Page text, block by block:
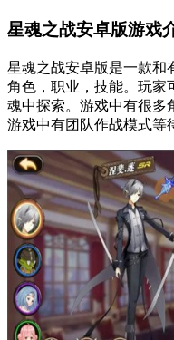
星魂之战安卓版游戏
星魂之战安卓版是一款和
角色，职业，技能。玩家
魂中探索。游戏中有很多
游戏中有团队作战模式等